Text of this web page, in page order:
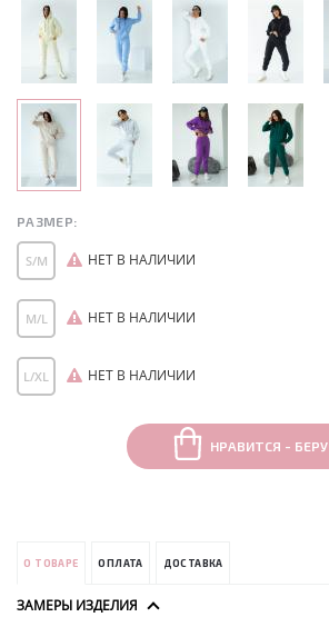
РАЗМЕР:
S/M НЕТ В НАЛИЧИИ
M/L НЕТ В НАЛИЧИИ
L/XL НЕТ В НАЛИЧИИ
НРАВИТСЯ - БЕРУ
О ТОВАРЕ ОПЛАТА ДОСТАВКА
ЗАМЕРЫ ИЗДЕЛИЯ